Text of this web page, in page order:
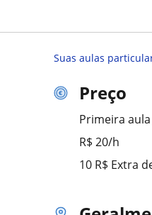
Suas aulas
Preço
Primeira
R$ 20/h
10 R$ Extra